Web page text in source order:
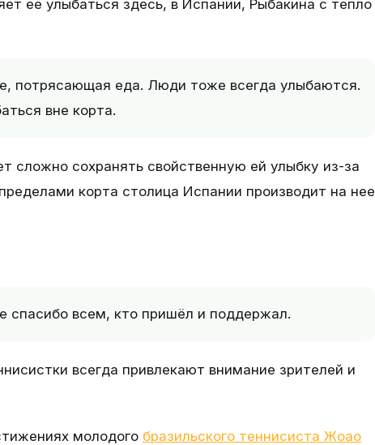
её улыбаться здесь, в Испании, Рыбакина с тепло
потрясающая еда. Люди тоже всегда улыбаются.
вне корта.
сложно сохранять свойственную ей улыбку из-за
корта столица Испании производит на нее
всем, кто пришёл и поддержал.
всегда привлекают внимание зрителей и
молодого бразильского теннисиста Жоао